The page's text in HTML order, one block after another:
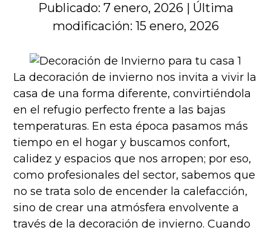
Publicado: 7 enero, 2026| Última
modificación: 15 enero, 2026
La decoración de invierno nos invita a vivir la
casa de una forma diferente, convirtiéndola
en el refugio perfecto frente a las bajas
temperaturas. En esta época pasamos más
tiempo en el hogar y buscamos confort,
calidez y espacios que nos arropen; por eso,
como profesionales del sector, sabemos que
no se trata solo de encender la calefacción,
sino de crear una atmósfera envolvente a
través de la decoración de invierno. Cuando